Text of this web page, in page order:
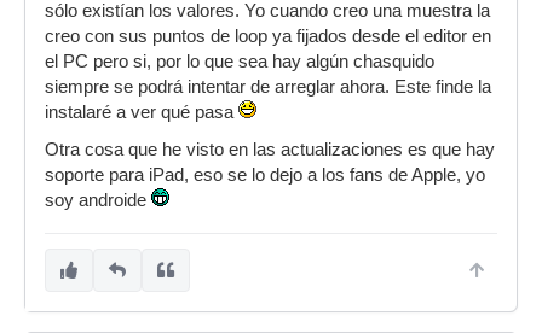
sólo existían los valores. Yo cuando creo una muestra la
creo con sus puntos de loop ya fijados desde el editor en
el PC pero si, por lo que sea hay algún chasquido
siempre se podrá intentar de arreglar ahora. Este finde la
instalaré a ver qué pasa
Otra cosa que he visto en las actualizaciones es que hay
soporte para iPad, eso se lo dejo a los fans de Apple, yo
soy androide